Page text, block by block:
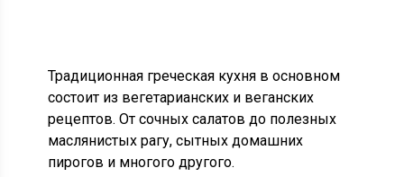
Традиционная греческая кухня в основном
состоит из вегетарианских и веганских
рецептов. От сочных салатов до полезных
маслянистых рагу, сытных домашних
пирогов и многого другого.